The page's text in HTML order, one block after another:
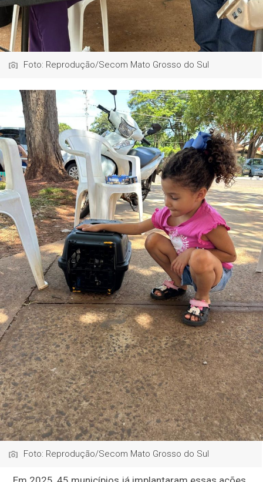
Foto: Reprodução/Secom Mato Grosso do Sul
Foto: Reprodução/Secom Mato Grosso do Sul